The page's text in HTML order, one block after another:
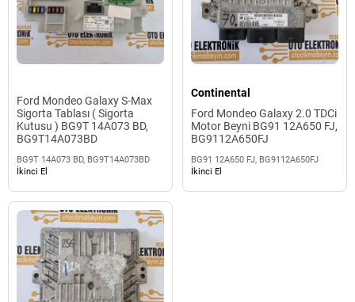
Ford Mondeo Galaxy S-Max
Sigorta Tablası ( Sigorta
Kutusu ) BG9T 14A073 BD,
BG9T14A073BD
BG9T 14A073 BD, BG9T14A073BD
İkinci El
Continental
Ford Mondeo Galaxy 2.0 TDCi
Motor Beyni BG91 12A650 FJ,
BG9112A650FJ
BG91 12A650 FJ, BG9112A650FJ
İkinci El